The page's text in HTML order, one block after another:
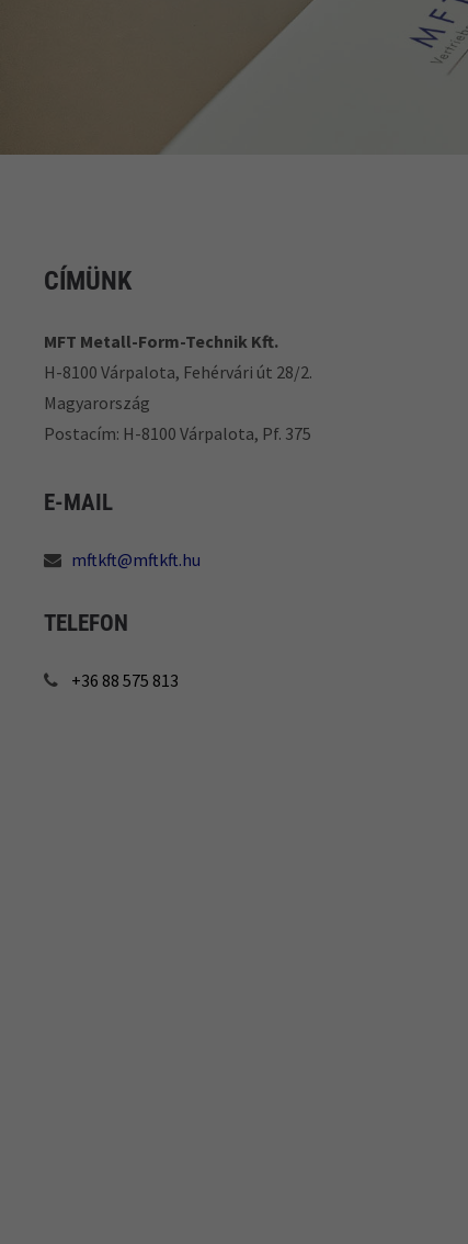
CÍMÜNK
MFT Metall-Form-Technik Kft.
H-8100 Várpalota, Fehérvári út 28/2.
Magyarország
Postacím: H-8100 Várpalota, Pf. 375
E-MAIL
mftkft@mftkft.hu
TELEFON
+36 88 575 813